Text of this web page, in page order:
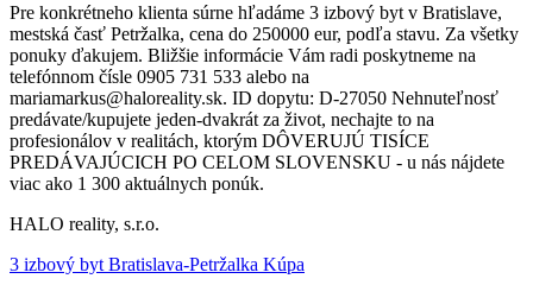
Pre konkrétneho klienta súrne hľadáme 3 izbový byt v Bratislave,
mestská časť Petržalka, cena do 250000 eur, podľa stavu. Za všetky
ponuky ďakujem. Bližšie informácie Vám radi poskytneme na
telefónnom čísle 0905 731 533 alebo na
mariamarkus@haloreality.sk. ID dopytu: D-27050 Nehnuteľnosť
predávate/kupujete jeden-dvakrát za život, nechajte to na
profesionálov v realitách, ktorým DÔVERUJÚ TISÍCE
PREDÁVAJÚCICH PO CELOM SLOVENSKU - u nás nájdete
viac ako 1 300 aktuálnych ponúk.
HALO reality, s.r.o.
3 izbový byt Bratislava-Petržalka Kúpa